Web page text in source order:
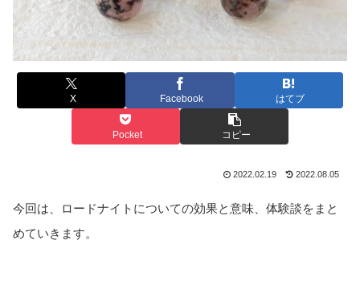
X Facebook はてブ
Pocket コピー
2022.02.19 2022.08.05
今回は、ロードナイトについての効果と意味、体験談をまと
めていきます。